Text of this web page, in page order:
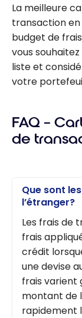
La meilleure
transaction
budget de
vous
liste et
votre
FAQ –
de
Que sont
l’étranger?
Les frais de
frais
crédit
une devise
frais varient
montant de
rapidement